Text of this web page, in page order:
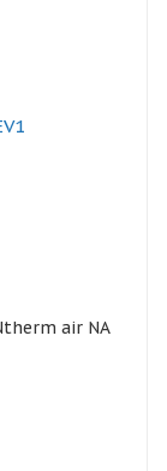
air NA